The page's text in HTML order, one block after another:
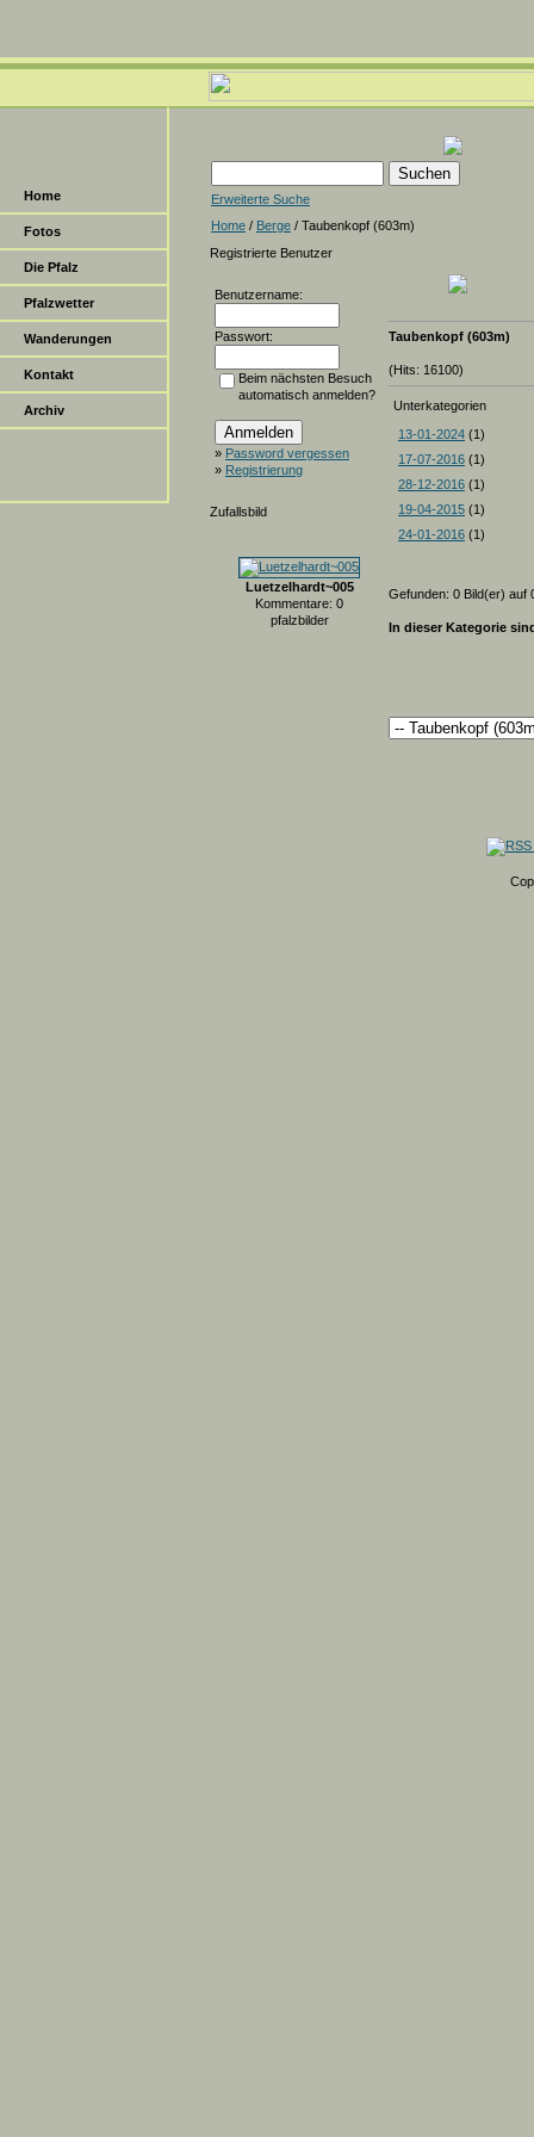
Home
Fotos
Die Pfalz
Pfalzwetter
Wanderungen
Kontakt
Archiv
Erweiterte Suche
Home / Berge / Taubenkopf (603m)
Registrierte Benutzer
Benutzername:
Passwort:
Beim nächsten Besuch
automatisch anmelden?
» Password vergessen
» Registrierung
Zufallsbild
Luetzelhardt~005
Kommentare: 0
pfalzbilder
Taubenkopf (603m)
(Hits: 16100)
Unterkategorien
13-01-2024 (1)
17-07-2016 (1)
28-12-2016 (1)
19-04-2015 (1)
24-01-2016 (1)
Gefunden: 0 Bild(er) auf
In dieser Kategorie